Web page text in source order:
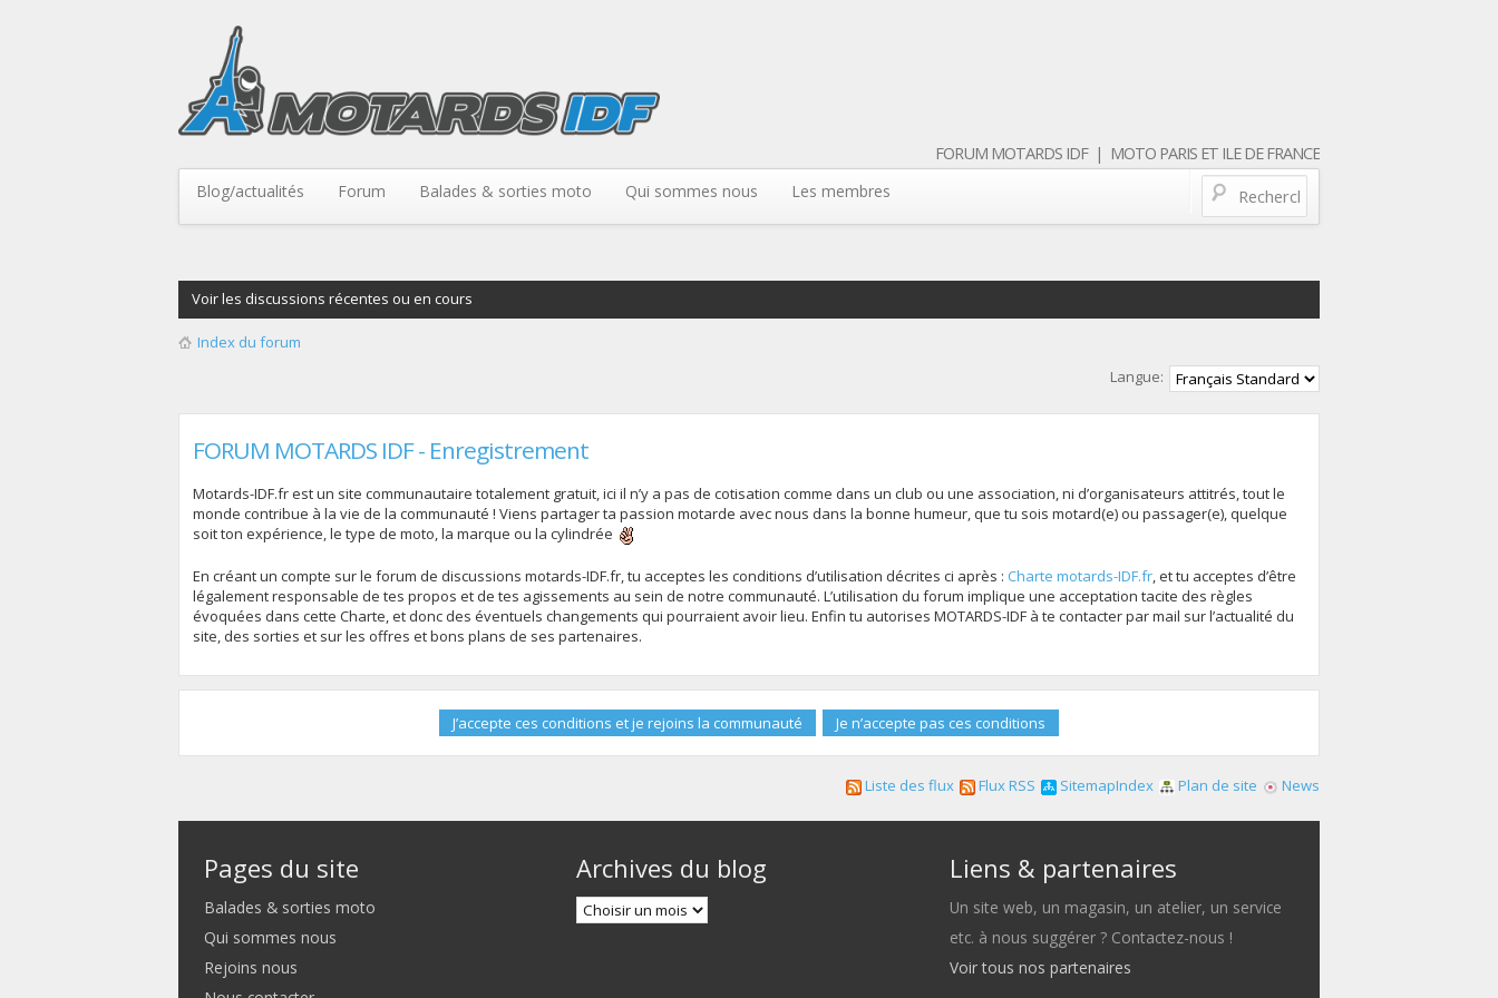
FORUM MOTARDS IDF | MOTO PARIS ET ILE DE FRANCE
Blog/actualités Forum Balades & sorties moto Qui sommes nous Les membres
Voir les discussions récentes ou en cours
Index du forum
Langue:
FORUM MOTARDS IDF - Enregistrement
Motards-IDF.fr est un site communautaire totalement gratuit, ici il n’y a pas de cotisation comme dans un club ou une association, ni d’organisateurs attitrés, tout le
monde contribue à la vie de la communauté ! Viens partager ta passion motarde avec nous dans la bonne humeur, que tu sois motard(e) ou passager(e), quelque
soit ton expérience, le type de moto, la marque ou la cylindrée
En créant un compte sur le forum de discussions motards-IDF.fr, tu acceptes les conditions d’utilisation décrites ci après : Charte motards-IDF.fr, et tu acceptes d’être
légalement responsable de tes propos et de tes agissements au sein de notre communauté. L’utilisation du forum implique une acceptation tacite des règles
évoquées dans cette Charte, et donc des éventuels changements qui pourraient avoir lieu. Enfin tu autorises MOTARDS-IDF à te contacter par mail sur l’actualité du
site, des sorties et sur les offres et bons plans de ses partenaires.
News
Plan de site
SitemapIndex
Flux RSS
Liste des flux
Pages du site
Balades & sorties moto
Qui sommes nous
Rejoins nous
Archives du blog Liens & partenaires
Un site web, un magasin, un atelier, un service
etc. à nous suggérer ? Contactez-nous !
Voir tous nos partenaires